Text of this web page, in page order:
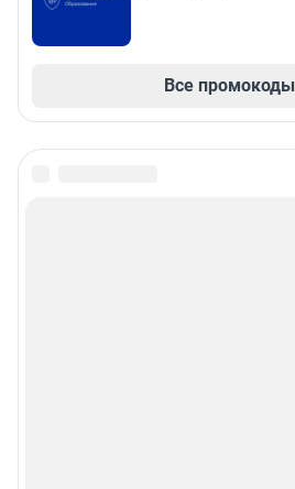
Все промокоды